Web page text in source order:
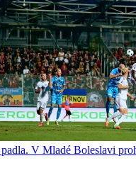
padla. V Mladé Boleslavi